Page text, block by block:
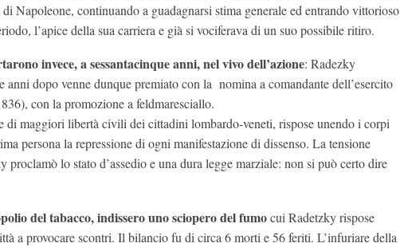
Napoleone, continuando a guadagnarsi stima generale ed entrando vittorioso
l’apice della sua carriera e già si vociferava di un suo possibile ritiro.
invece, a sessantacinque anni, nel vivo dell’azione: Radezky
dopo venne dunque premiato con la nomina a comandante dell’esercito
con la promozione a feldmaresciallo.
di maggiori libertà civili dei cittadini lombardo-veneti, rispose unendo i corpi
persona la repressione di ogni manifestazione di dissenso. La tensione
lo stato d’assedio e una dura legge marziale: non si può certo dire
del tabacco, indissero uno sciopero del fumocui Radetzky rispose
a provocare scontri. Il bilancio fu di circa 6 morti e 56 feriti. L’infuriare della